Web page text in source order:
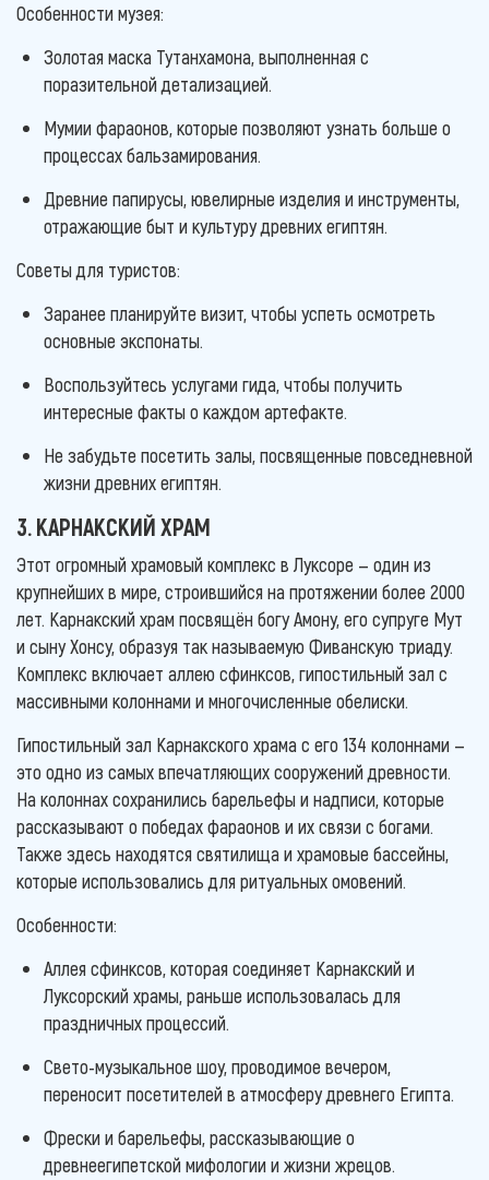
Особенности музея:
Золотая маска Тутанхамона, выполненная с
поразительной детализацией.
Мумии фараонов, которые позволяют узнать больше о
процессах бальзамирования.
Древние папирусы, ювелирные изделия и инструменты,
отражающие быт и культуру древних египтян.
Советы для туристов:
Заранее планируйте визит, чтобы успеть осмотреть
основные экспонаты.
Воспользуйтесь услугами гида, чтобы получить
интересные факты о каждом артефакте.
Не забудьте посетить залы, посвященные повседневной
жизни древних египтян.
3. КАРНАКСКИЙ ХРАМ
Этот огромный храмовый комплекс в Луксоре — один из
крупнейших в мире, строившийся на протяжении более 2000
лет. Карнакский храм посвящён богу Амону, его супруге Мут
и сыну Хонсу, образуя так называемую Фиванскую триаду.
Комплекс включает аллею сфинксов, гипостильный зал с
массивными колоннами и многочисленные обелиски.
Гипостильный зал Карнакского храма с его 134 колоннами —
это одно из самых впечатляющих сооружений древности.
На колоннах сохранились барельефы и надписи, которые
рассказывают о победах фараонов и их связи с богами.
Также здесь находятся святилища и храмовые бассейны,
которые использовались для ритуальных омовений.
Особенности:
Аллея сфинксов, которая соединяет Карнакский и
Луксорский храмы, раньше использовалась для
праздничных процессий.
Свето-музыкальное шоу, проводимое вечером,
переносит посетителей в атмосферу древнего Египта.
Фрески и барельефы, рассказывающие о
древнеегипетской мифологии и жизни жрецов.